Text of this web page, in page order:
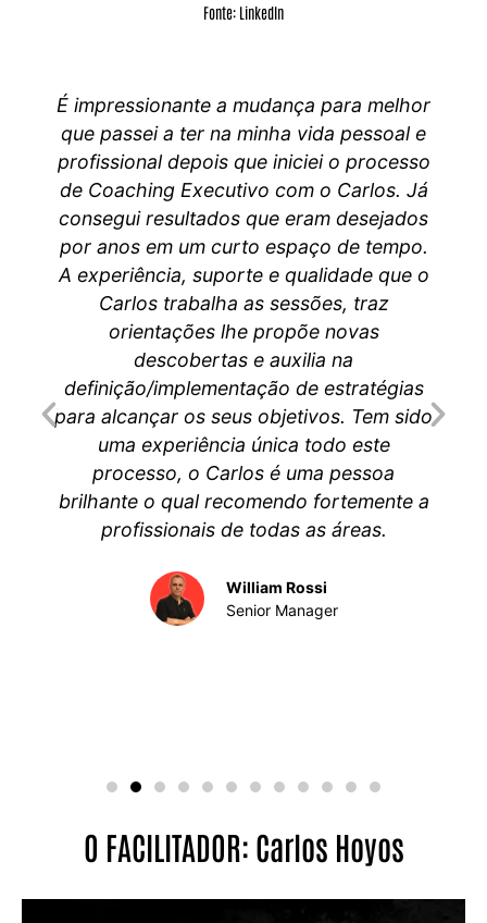
Fonte: LinkedIn
É impressionante a mudança para melhor
que passei a ter na minha vida pessoal e
profissional depois que iniciei o processo
de Coaching Executivo com o Carlos. Já
consegui resultados que eram desejados
por anos em um curto espaço de tempo.
A experiência, suporte e qualidade que o
Carlos trabalha as sessões, traz
orientações lhe propõe novas
descobertas e auxilia na
definição/implementação de estratégias
para alcançar os seus objetivos. Tem sido
uma experiência única todo este
processo, o Carlos é uma pessoa
brilhante o qual recomendo fortemente a
profissionais de todas as áreas.
William Rossi
Senior Manager
O FACILITADOR: Carlos Hoyos